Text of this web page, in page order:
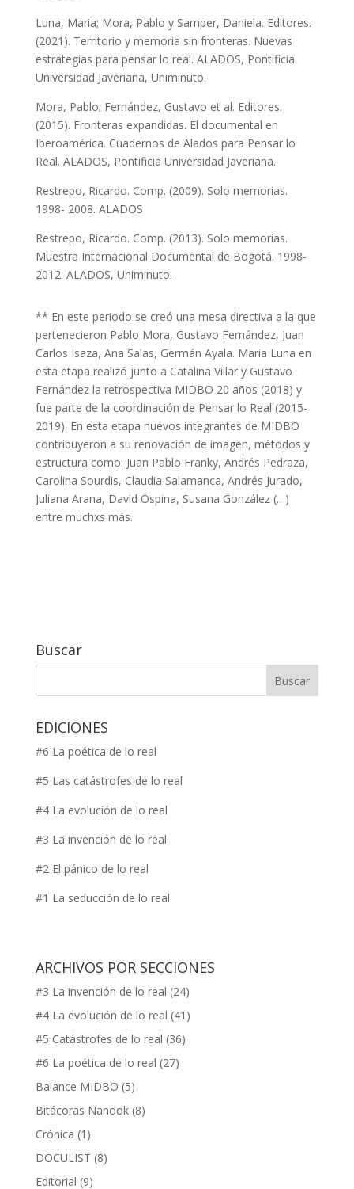
Luna, Maria; Mora, Pablo y Samper, Daniela. Editores.
(2021). Territorio y memoria sin fronteras. Nuevas
estrategias para pensar lo real. ALADOS, Pontificia
Universidad Javeriana, Uniminuto.
Mora, Pablo; Fernández, Gustavo et al. Editores.
(2015). Fronteras expandidas. El documental en
Iberoamérica. Cuadernos de Alados para Pensar lo
Real. ALADOS, Pontificia Universidad Javeriana.
Restrepo, Ricardo. Comp. (2009). Solo memorias.
1998- 2008. ALADOS
Restrepo, Ricardo. Comp. (2013). Solo memorias.
Muestra Internacional Documental de Bogotá. 1998-
2012. ALADOS, Uniminuto.
​​** En este periodo se creó una mesa directiva a la que
pertenecieron Pablo Mora, Gustavo Fernández, Juan
Carlos Isaza, Ana Salas, Germán Ayala. Maria Luna en
esta etapa realizó junto a Catalina Villar y Gustavo
Fernández la retrospectiva MIDBO 20 años (2018) y
fue parte de la coordinación de Pensar lo Real (2015-
2019). En esta etapa nuevos integrantes de MIDBO
contribuyeron a su renovación de imagen, métodos y
estructura como: Juan Pablo Franky, Andrés Pedraza,
Carolina Sourdis, Claudia Salamanca, Andrés Jurado,
Juliana Arana, David Ospina, Susana González (…)
entre muchxs más.
Buscar
EDICIONES
#6 La poética de lo real
#5 Las catástrofes de lo real
#4 La evolución de lo real
#3 La invención de lo real
#2 El pánico de lo real
#1 La seducción de lo real
ARCHIVOS POR SECCIONES
#3 La invención de lo real (24)
#4 La evolución de lo real (41)
#5 Catástrofes de lo real (36)
#6 La poética de lo real (27)
Balance MIDBO (5)
Bitácoras Nanook(8)
Crónica (1)
DOCULIST (8)
Editorial (9)